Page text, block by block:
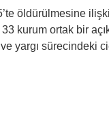
öldürülmesine
kurum ortak bir
yargı sürecindeki